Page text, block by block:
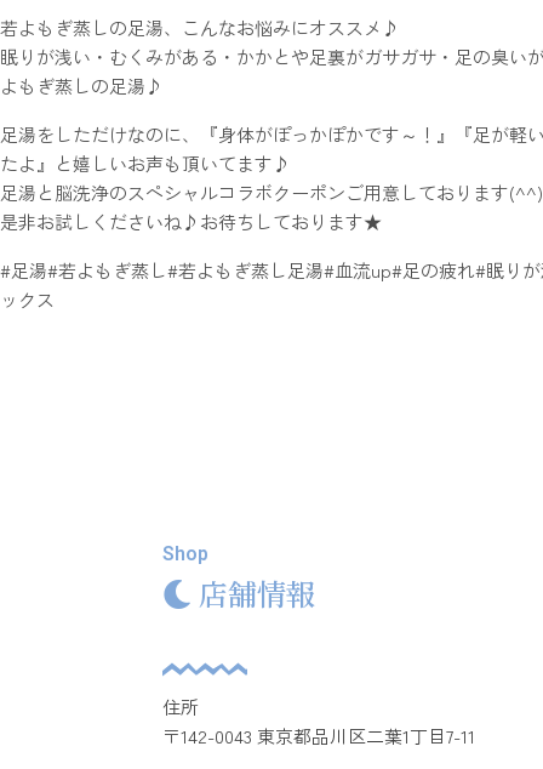
若よもぎ蒸しの足湯、こんなお悩みにオススメ♪
眠りが浅い・むくみがある・かかとや足裏がガサガサ・足の臭
よもぎ蒸しの足湯♪
足湯をしただけなのに、『身体がぽっかぽかです～！』『足が
たよ』と嬉しいお声も頂いてます♪
足湯と脳洗浄のスペシャルコラボクーポンご用意しております(^^)
是非お試しくださいね♪お待ちしております★
#足湯#若よもぎ蒸し#若よもぎ蒸し足湯#血流up#足の疲れ#眠り
ックス
Shop
店舗情報
住所
〒142-0043 東京都品川区二葉1丁目7-11